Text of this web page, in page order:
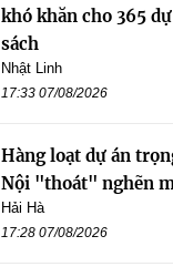
khó khăn cho 365
sách
Nhật Linh
17:33 07/08/2026
Hàng loạt dự án
Nội "thoát" nghẽn
Hải Hà
17:28 07/08/2026